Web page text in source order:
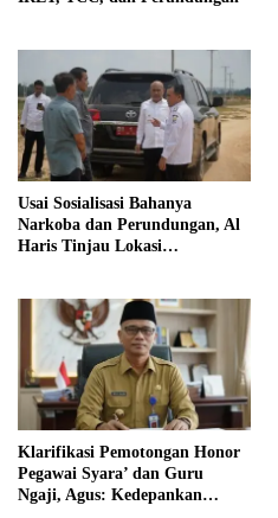
Usai Sosialisasi Bahanya
Narkoba dan Perundungan, Al
Haris Tinjau Lokasi
Klarifikasi Pemotongan Honor
Pegawai Syara’ dan Guru
Ngaji, Agus: Kedepankan